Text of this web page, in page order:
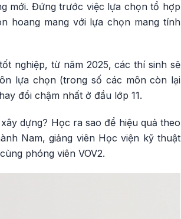
mới. Đứng trước việc lựa chọn tổ hợp
hoang mang với lựa chọn mang tính
nghiệp, từ năm 2025, các thí sinh sẽ
lựa chọn (trong số các môn còn lại
đổi chậm nhất ở đầu lớp 11.
dựng? Học ra sao để hiệu quả theo
Nam, giảng viên Học viện kỹ thuật
phóng viên VOV2.